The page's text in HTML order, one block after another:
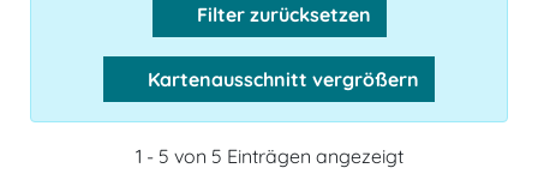
Filter zurücksetzen
Kartenausschnitt vergrößern
1 - 5 von 5 Einträgen angezeigt